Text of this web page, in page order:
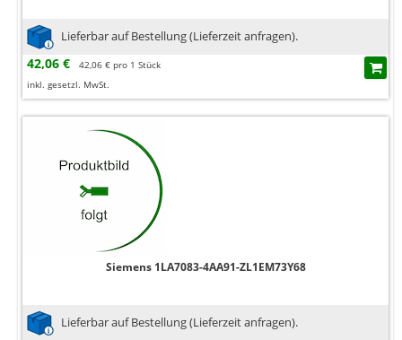
Lieferbar auf Bestellung (Lieferzeit anfragen).
42,06 €
42,06 € pro 1 Stück
inkl. gesetzl. MwSt.
Siemens 1LA7083-4AA91-ZL1EM73Y68
Lieferbar auf Bestellung (Lieferzeit anfragen).